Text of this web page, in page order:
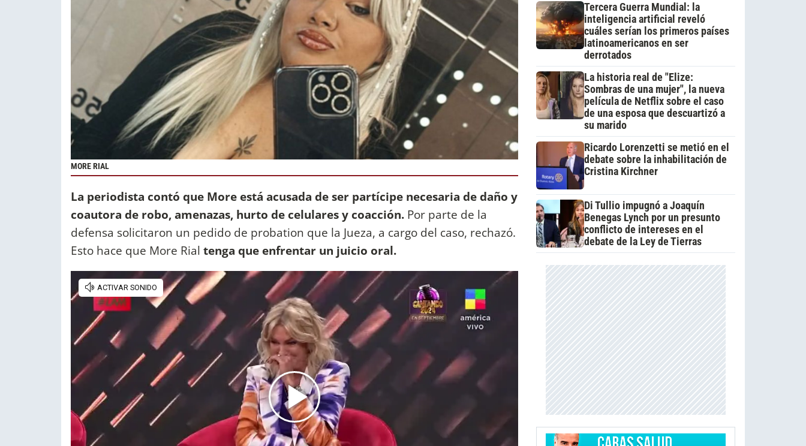
MORE RIAL
La periodista contó que More está acusada de ser partícipe necesaria de daño y
coautora de robo, amenazas, hurto de celulares y coacción. Por parte de la
defensa solicitaron un pedido de probation que la Jueza, a cargo del caso, rechazó.
Esto hace que More Rial tenga que enfrentar un juicio oral.
Tercera Guerra Mundial: la
inteligencia artificial reveló
cuáles serían los primeros países
latinoamericanos en ser
derrotados
La historia real de "Elize:
Sombras de una mujer", la nueva
película de Netflix sobre el caso
de una esposa que descuartizó a
su marido
Ricardo Lorenzetti se metió en el
debate sobre la inhabilitación de
Cristina Kirchner
Di Tullio impugnó a Joaquín
Benegas Lynch por un presunto
conflicto de intereses en el
debate de la Ley de Tierras